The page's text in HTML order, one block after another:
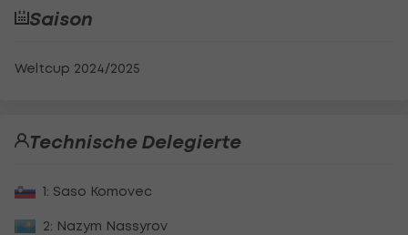
Saison
Weltcup 2024/2025
Technische Delegierte
1: Saso Komovec
2: Nazym Nassyrov